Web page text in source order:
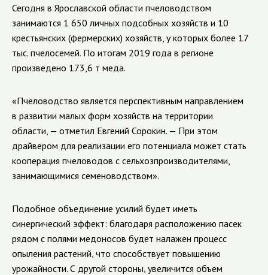
Сегодня в Ярославской области пчеловодством
занимаются 1 650 личных подсобных хозяйств и 10
крестьянских (фермерских) хозяйств, у которых более 17
тыс. пчелосемей. По итогам 2019 года в регионе
произведено 173,6 т меда.
«Пчеловодство является перспективным направлением
в развитии малых форм хозяйств на территории
области, — отметил Евгений Сорокин. — При этом
драйвером для реализации его потенциала может стать
кооперация пчеловодов с сельхозпроизводителями,
занимающимися семеноводством».
Подобное объединение усилий будет иметь
синергический эффект: благодаря расположению пасек
рядом с полями медоносов будет налажен процесс
опыления растений, что способствует повышению
урожайности. С другой стороны, увеличится объем